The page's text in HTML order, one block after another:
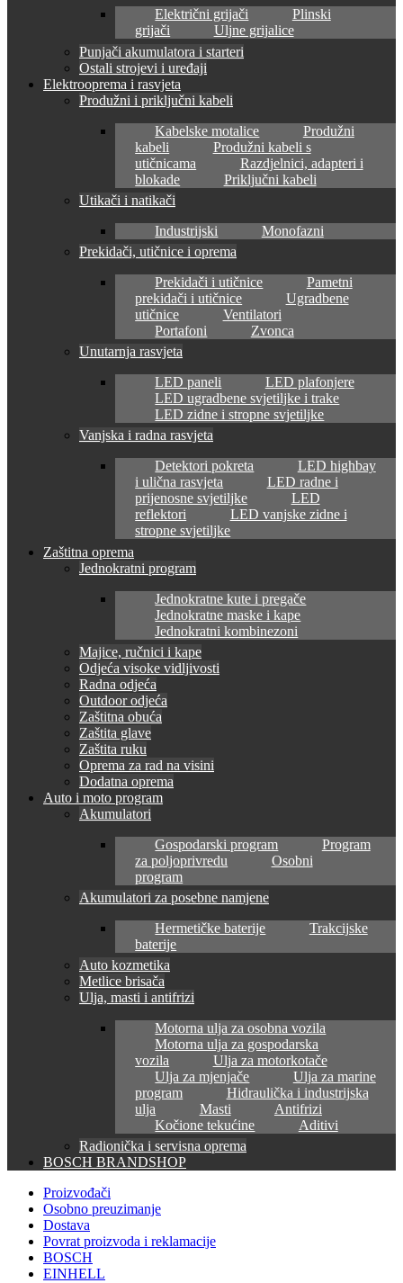
Električni grijači
Plinski
grijači
Uljne grijalice
Punjači akumulatora i starteri
Ostali strojevi i uređaji
Elektrooprema i rasvjeta
Produžni i priključni kabeli
Kabelske motalice
Produžni
kabeli
Produžni kabeli s
utičnicama
Razdjelnici, adapteri i
blokade
Priključni kabeli
Utikači i natikači
Industrijski
Monofazni
Prekidači, utičnice i oprema
Prekidači i utičnice
Pametni
prekidači i utičnice
Ugradbene
utičnice
Ventilatori
Portafoni
Zvonca
Unutarnja rasvjeta
LED paneli
LED plafonjere
LED ugradbene svjetiljke i trake
LED zidne i stropne svjetiljke
Vanjska i radna rasvjeta
Detektori pokreta
LED highbay
i ulična rasvjeta
LED radne i
prijenosne svjetiljke
LED
reflektori
LED vanjske zidne i
stropne svjetiljke
Zaštitna oprema
Jednokratni program
Jednokratne kute i pregače
Jednokratne maske i kape
Jednokratni kombinezoni
Majice, ručnici i kape
Odjeća visoke vidljivosti
Radna odjeća
Outdoor odjeća
Zaštitna obuća
Zaštita glave
Zaštita ruku
Oprema za rad na visini
Dodatna oprema
Auto i moto program
Akumulatori
Gospodarski program
Program
za poljoprivredu
Osobni
program
Akumulatori za posebne namjene
Hermetičke baterije
Trakcijske
baterije
Auto kozmetika
Metlice brisača
Ulja, masti i antifrizi
Motorna ulja za osobna vozila
Motorna ulja za gospodarska
vozila
Ulja za motorkotače
Ulja za mjenjače
Ulja za marine
program
Hidraulička i industrijska
ulja
Masti
Antifrizi
Kočione tekućine
Aditivi
Radionička i servisna oprema
BOSCH BRANDSHOP
Proizvođači
Osobno preuzimanje
Dostava
Povrat proizvoda i reklamacije
BOSCH
EINHELL